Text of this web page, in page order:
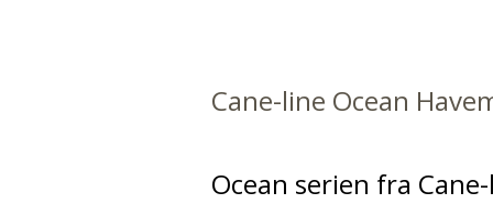
Cane-line Ocean
Ocean serien fra